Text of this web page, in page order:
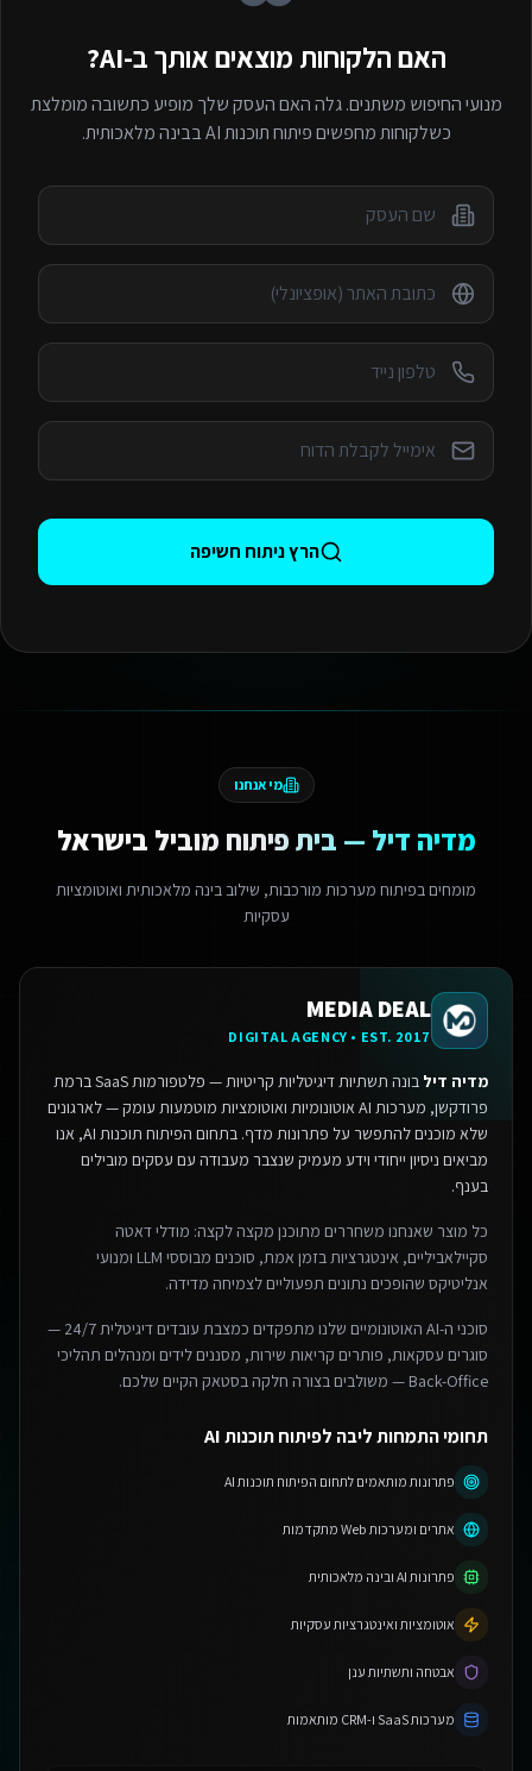
האם הלקוחות מוצאים אותך ב-AI?
מנועי החיפוש משתנים. גלה האם העסק שלך מופיע כתשובה מומלצת
כשלקוחות מחפשיםפיתוח תוכנות AI בבינה מלאכותית.
הרץ ניתוח חשיפה
מי אנחנו
מדיה דיל — בית פיתוח מוביל בישראל
מומחים בפיתוח מערכות מורכבות, שילוב בינה מלאכותית ואוטומציות
עסקיות
MEDIA DEAL
DIGITAL AGENCY • EST. 2017
מדיה דיל
בונה תשתיות דיגיטליות קריטיות — פלטפורמות SaaS ברמת
פרודקשן, מערכות AI אוטונומיות ואוטומציות מוטמעות עומק — לארגונים
שלא מוכנים להתפשר על פתרונות מדף.
בתחום הפיתוח תוכנות AI, אנו
מביאים ניסיון ייחודי וידע מעמיק שנצבר מעבודה עם עסקים מובילים
בענף.
כל מוצר שאנחנו משחררים מתוכנן מקצה לקצה: מודלי דאטה
סקיילאביליים, אינטגרציות בזמן אמת, סוכנים מבוססי LLM ומנועי
אנליטיקס שהופכים נתונים תפעוליים לצמיחה מדידה.
סוכני ה-AI האוטונומיים שלנו מתפקדים כמצבת עובדים דיגיטלית 24/7 —
סוגרים עסקאות, פותרים קריאות שירות, מסננים לידים ומנהלים תהליכי
Back-Office — משולבים בצורה חלקה בסטאק הקיים שלכם.
תחומי התמחות ליבה לפיתוח תוכנות AI
פתרונות מותאמים לתחום הפיתוח תוכנות AI
אתרים ומערכות Web מתקדמות
פתרונות AI ובינה מלאכותית
אוטומציות ואינטגרציות עסקיות
אבטחה ותשתיות ענן
מערכות SaaS ו-CRM מותאמות